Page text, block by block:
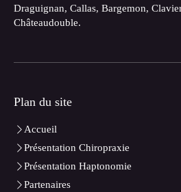
Draguignan, Callas, Bargemon,
Châteaudouble.
Plan du site
Accueil
Présentation Chiropraxie
Présentation Haptonomie
Partenaires